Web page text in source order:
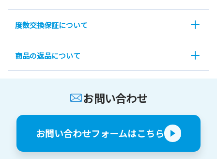
度数交換保証について
商品の返品について
お問い合わせ
お問い合わせフォームはこちら